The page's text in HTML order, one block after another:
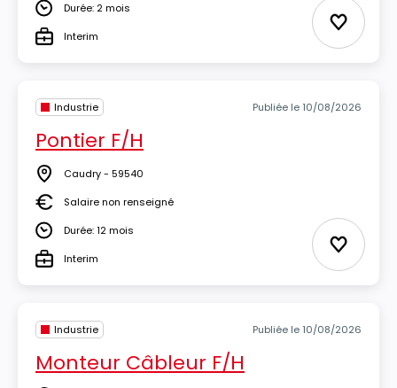
DuréeDurée: 2 mois
TypeInterim Ajouter
Industrie Publiée le 10/08/2026
Pontier F/H
Lieu Caudry - 59540
SalaireSalaire non renseigné
DuréeDurée: 12 mois
TypeInterim Ajouter
Industrie Publiée le 10/08/2026
Monteur Câbleur F/H